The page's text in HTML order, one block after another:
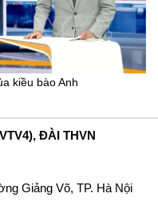
kiều bào Anh
ĐÀI THVN
Giảng Võ, TP. Hà Nội